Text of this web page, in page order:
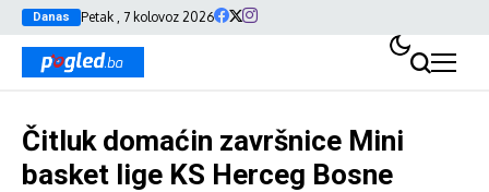
Danas Petak , 7 kolovoz 2026
Čitluk domaćin završnice Mini
basket lige KS Herceg Bosne